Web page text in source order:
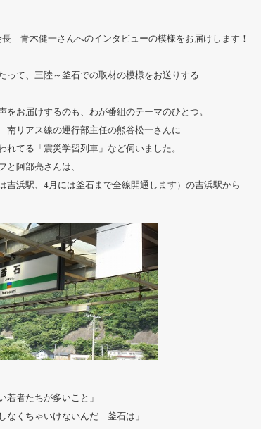
青木健一さんへのインタビューの模様をお届けします！
って、三陸～釜石での取材の模様をお送りする
をお届けするのも、わが番組のテーマのひとつ。
南リアス線の運行部主任の熊谷松一さんに
れてる「震災学習列車」など伺いました。
阿部亮さんは、
吉浜駅、4月には釜石まで全線開通します）の吉浜駅から
若者たちが多いこと」
なくちゃいけないんだ 釜石は」